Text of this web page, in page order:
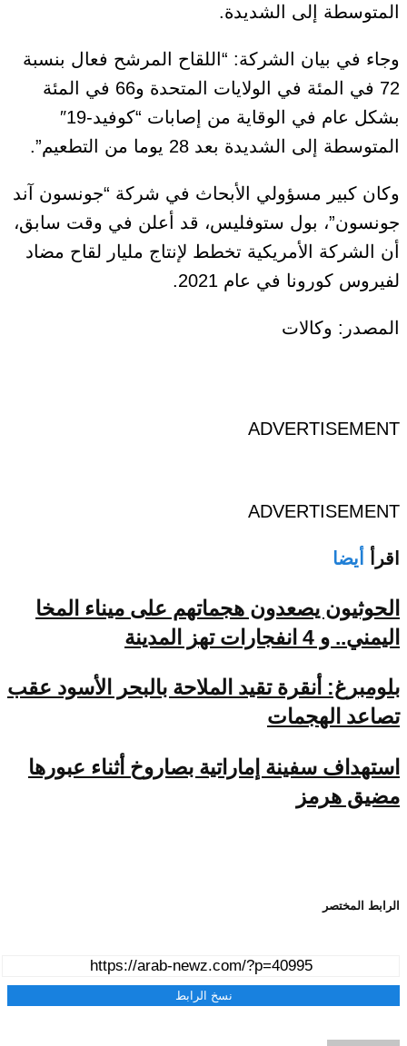
المتوسطة إلى الشديدة.
وجاء في بيان الشركة: “اللقاح المرشح فعال بنسبة
72 في المئة في الولايات المتحدة و66 في المئة
بشكل عام في الوقاية من إصابات “كوفيد-19″
المتوسطة إلى الشديدة بعد 28 يوما من التطعيم”.
وكان كبير مسؤولي الأبحاث في شركة “جونسون آند
جونسون”، بول ستوفليس، قد أعلن في وقت سابق،
أن الشركة الأمريكية تخطط لإنتاج مليار لقاح مضاد
لفيروس كورونا في عام 2021.
المصدر: وكالات
ADVERTISEMENT
ADVERTISEMENT
اقرأ أيضا
الحوثيون يصعدون هجماتهم على ميناء المخا
اليمني.. و 4 انفجارات تهز المدينة
بلومبرغ: أنقرة تقيد الملاحة بالبحر الأسود عقب
تصاعد الهجمات
استهداف سفينة إماراتية بصاروخ أثناء عبورها
مضيق هرمز
الرابط المختصر
نسخ الرابط